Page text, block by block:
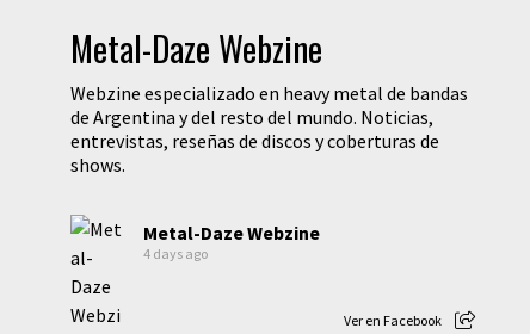
Metal-Daze Webzine
Webzine especializado en heavy metal de bandas
de Argentina y del resto del mundo. Noticias,
entrevistas, reseñas de discos y coberturas de
shows.
Metal-Daze Webzine
4 days ago
Ver en Facebook